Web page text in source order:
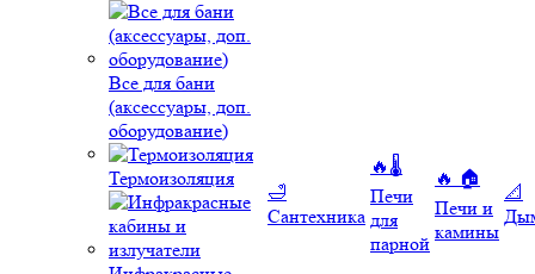
Все для бани
(аксессуары, доп.
оборудование)
Термоизоляция
🛁
Сантехника
🔥🌡️
Печи
для
парной
🔥 🏠
Печи и
камины
📐